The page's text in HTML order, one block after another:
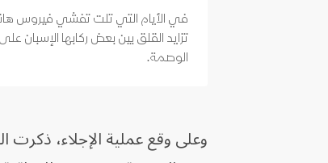
في الأيام التي تلت تفشي فيروس
تزايد القلق بين بعض ركابها الإسبان
الوصمة.
وعلى وقع عملية الإجلاء،